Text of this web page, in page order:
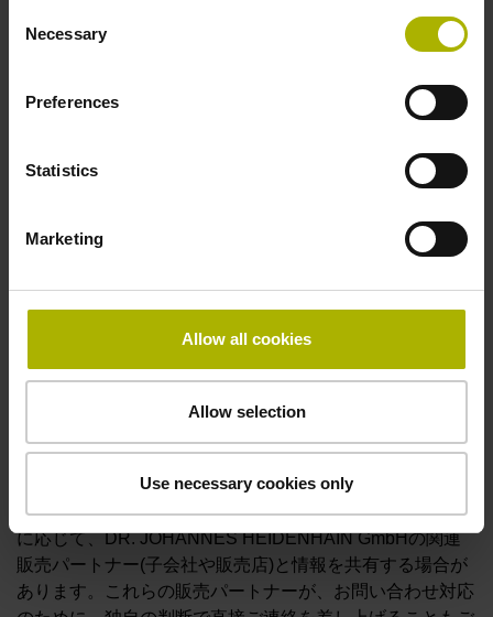
Selection
Necessary
Preferences
Statistics
Marketing
Allow all cookies
Allow selection
Use necessary cookies only
製品
DR. JOHANNES HEIDENHAIN GmbHから今後、メー
ルや電話による個別のご案内や、DR. JOHANNES
に、提供した情報が利用される可能性があることに同
は、sales@heidenhain.co.jp宛てにメッセージを送る
ことで、いつでも停止を申し出ることができます。
お問い合わせへの対応にあたり、DR. JOHANNES
HEIDENHAIN GmbHは、ご提供いただいた個人情報を電
子的に収集・利用・その他の方法で処理いたします。必要
に応じて、DR. JOHANNES HEIDENHAIN GmbHの関連
販売パートナー(子会社や販売店)と情報を共有する場合が
あります。これらの販売パートナーが、お問い合わせ対応